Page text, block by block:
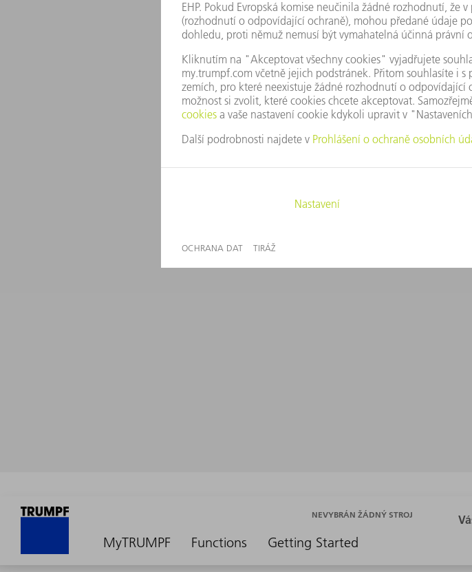
MyTRUMPF Functions Getting Started
NEVYBRÁN ŽÁDNÝ STROJ